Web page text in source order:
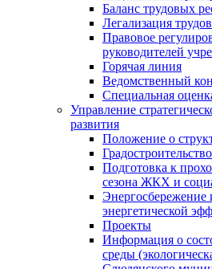
Баланс трудовых
Легализация
Правовое
руководителей
Горячая линия
Ведомственный
Специальная
Управление
развития
Положение о
Градостроительство
Подготовка к
сезона ЖКХ и
энергетической
Проекты
Информация о
среды